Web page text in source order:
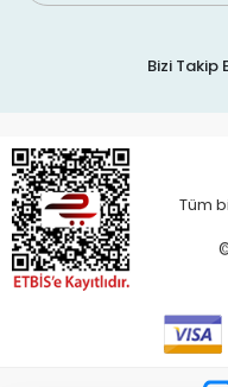
Bizi Takip
Tüm